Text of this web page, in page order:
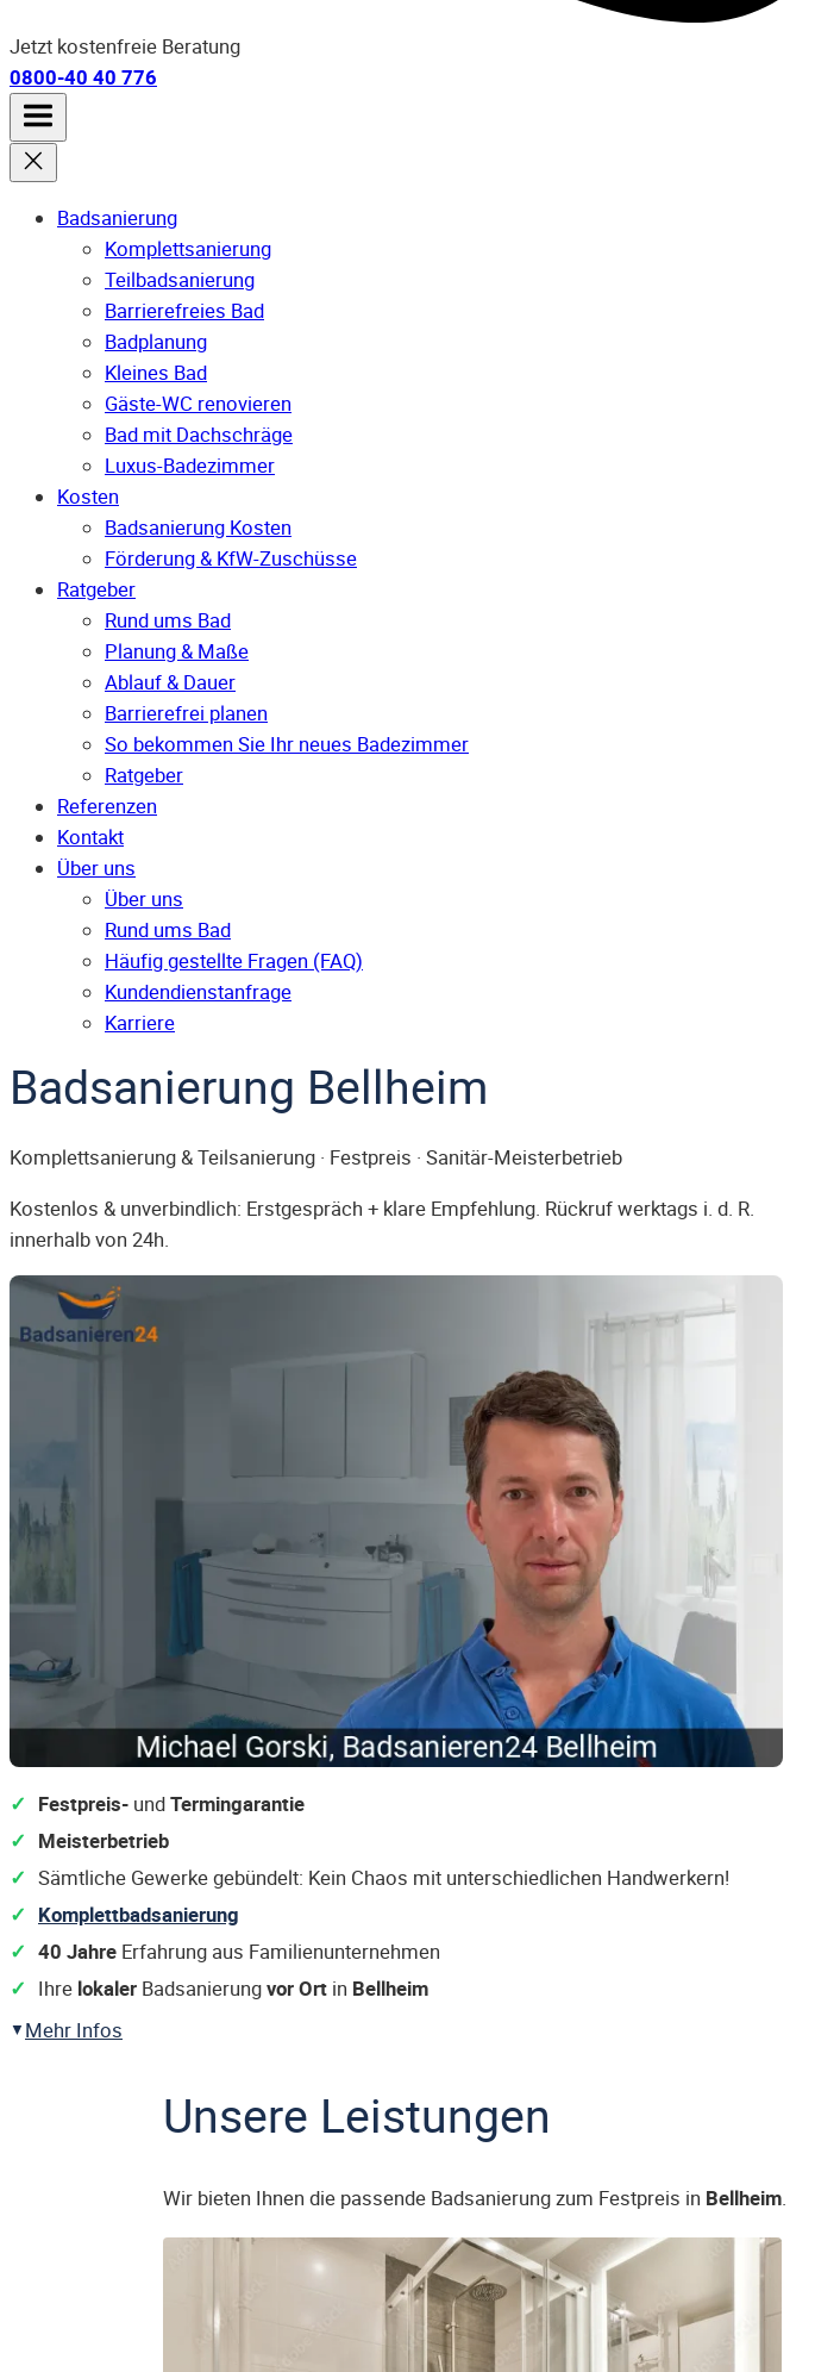
Jetzt kostenfreie Beratung
0800-40 40 776
Badsanierung
Komplettsanierung
Teilbadsanierung
Barrierefreies Bad
Badplanung
Kleines Bad
Gäste-WC renovieren
Bad mit Dachschräge
Luxus-Badezimmer
Kosten
Badsanierung Kosten
Förderung & KfW-Zuschüsse
Ratgeber
Rund ums Bad
Planung & Maße
Ablauf & Dauer
Barrierefrei planen
So bekommen Sie Ihr neues Badezimmer
Ratgeber
Referenzen
Kontakt
Über uns
Über uns
Rund ums Bad
Häufig gestellte Fragen (FAQ)
Kunden­dienst­anfrage
Karriere
Badsanierung Bellheim
Komplettsanierung & Teilsanierung · Festpreis · Sanitär-Meisterbetrieb
Kostenlos & unverbindlich: Erstgespräch + klare Empfehlung. Rückruf werktags i. d. R.
innerhalb von 24h.
Festpreis- undTermingarantie
Meisterbetrieb
Sämtliche Gewerke gebündelt: Kein Chaos mit unterschiedlichen Handwerkern!
Komplettbadsanierung
40 Jahre Erfahrung aus Familienunternehmen
Ihre lokaler Badsanierungvor Ort in Bellheim
Mehr Infos
Unsere Leistungen
Wir bieten Ihnen die passende Badsanierung zum Festpreis in Bellheim.